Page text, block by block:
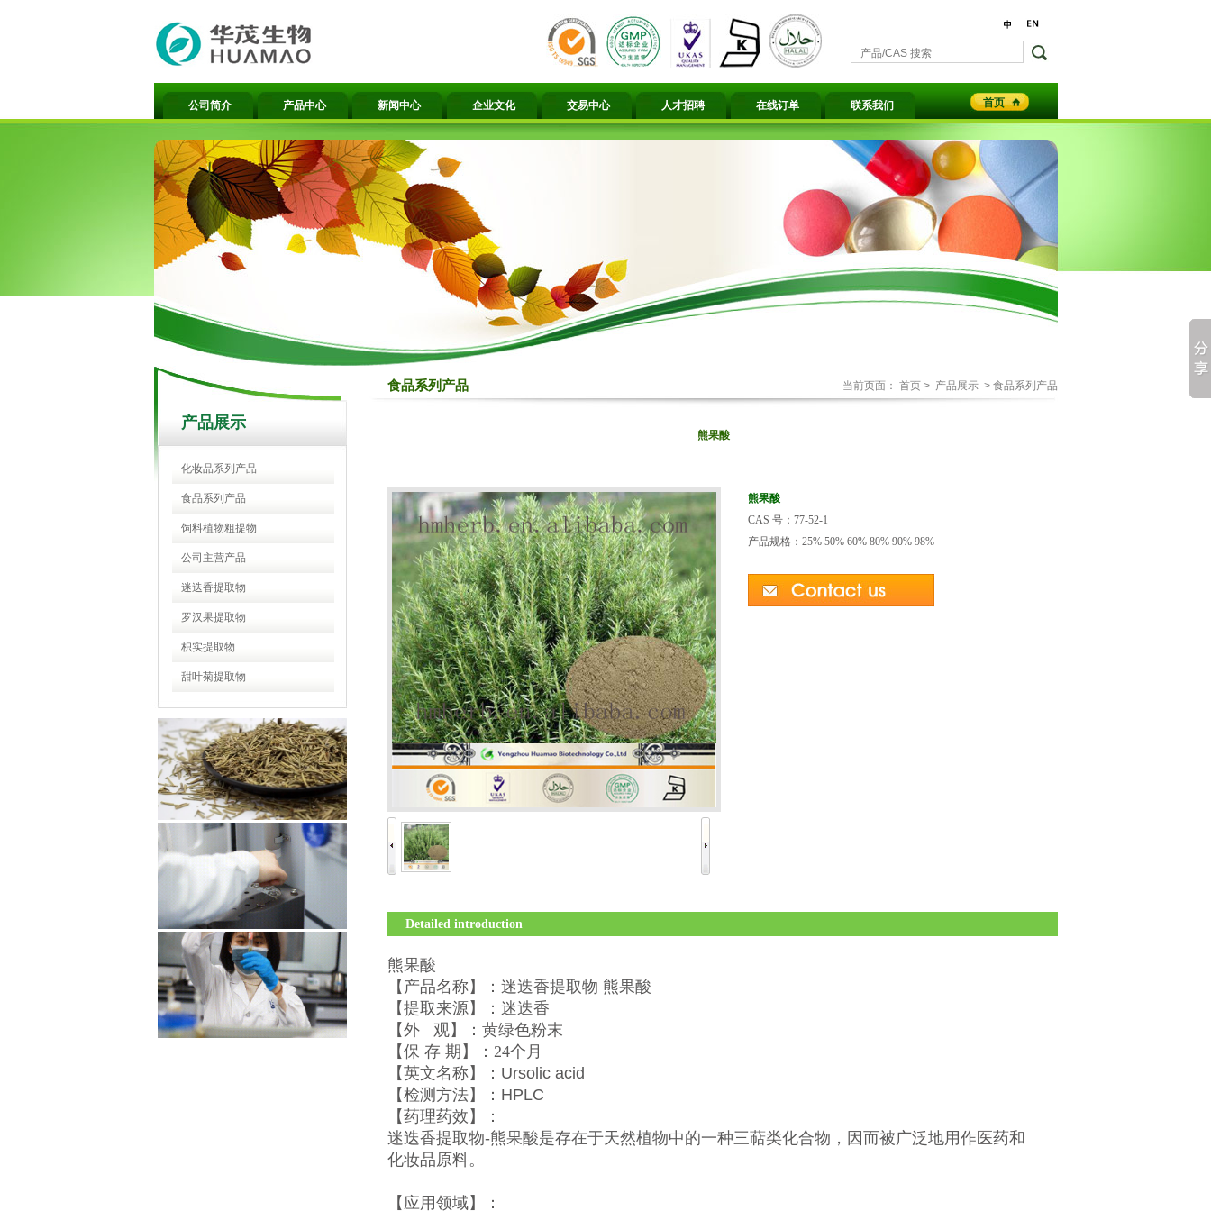
公司简介 产品中心 新闻中心 企业文化 交易中心 人才招聘 在线订单 联系我们 首页
产品展示
化妆品系列产品
食品系列产品
饲料植物粗提物
公司主营产品
迷迭香提取物
罗汉果提取物
枳实提取物
甜叶菊提取物
食品系列产品 当前页面： 首页> 产品展示> 食品系列产品
熊果酸
熊果酸
CAS 号： 77-52-1
产品规格：25% 50% 60% 80% 90% 98%
Detailed introduction
熊果酸
【产品名称】：迷迭香提取物 熊果酸
【提取来源】：迷迭香
【外 观】：黄绿色粉末
【保 存 期】：24个月
【英文名称】： Ursolic acid
【检测方法】： HPLC
【药理药效】：
迷迭香提取物-熊果酸是存在于天然植物中的一种三萜类化合物，因而被广泛地用作医药和
化妆品原料。
【应用领域】：